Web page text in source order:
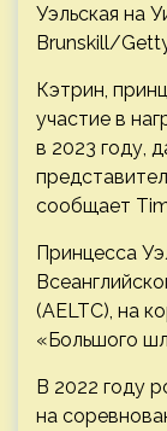
Уэльская на
Brunskill/
Кэтрин,
участие в
в 2023 году,
сообщает
Принцесса
(AELTC), на
«Большого
В 2022 году
на